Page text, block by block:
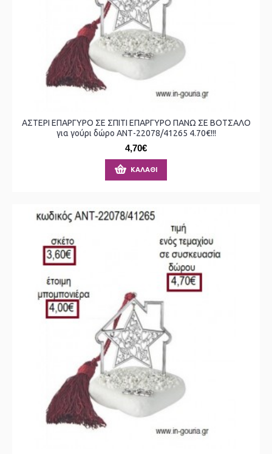
ΑΣΤΕΡΙ ΕΠΑΡΓΥΡΟ ΣΕ ΣΠΙΤΙ ΕΠΑΡΓΥΡΟ ΠΑΝΩ ΣΕ ΒΟΤΣΑΛΟ
για γούρι δώρο ΑΝΤ-22078/41265 4.70€!!!
4,70€
ΚΑΛΆΘΙ